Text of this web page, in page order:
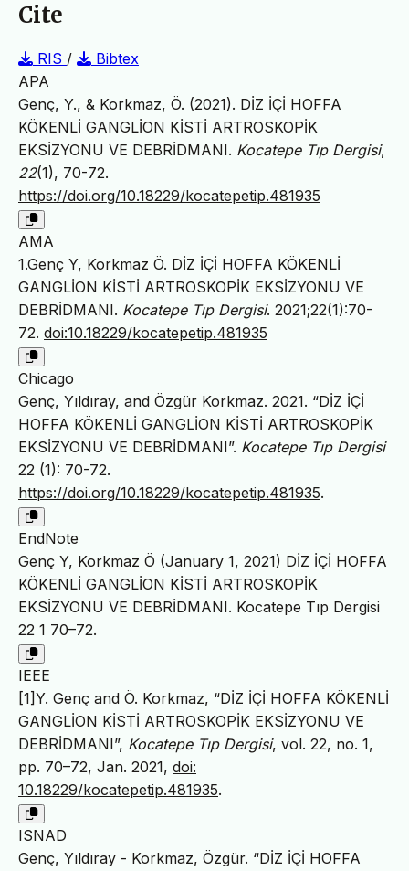
Cite
RIS /
Bibtex
APA
Genç, Y., & Korkmaz, Ö. (2021). DİZ İÇİ HOFFA
KÖKENLİ GANGLİON KİSTİ ARTROSKOPİK
EKSİZYONU VE DEBRİDMANI. Kocatepe Tıp Dergisi,
22(1), 70-72.
https://doi.org/10.18229/kocatepetip.481935
AMA
1.Genç Y, Korkmaz Ö. DİZ İÇİ HOFFA KÖKENLİ
GANGLİON KİSTİ ARTROSKOPİK EKSİZYONU VE
DEBRİDMANI. Kocatepe Tıp Dergisi. 2021;22(1):70-
72. doi:10.18229/kocatepetip.481935
Chicago
Genç, Yıldıray, and Özgür Korkmaz. 2021. “DİZ İÇİ
HOFFA KÖKENLİ GANGLİON KİSTİ ARTROSKOPİK
EKSİZYONU VE DEBRİDMANI”. Kocatepe Tıp Dergisi
22 (1): 70-72.
https://doi.org/10.18229/kocatepetip.481935.
EndNote
Genç Y, Korkmaz Ö (January 1, 2021) DİZ İÇİ HOFFA
KÖKENLİ GANGLİON KİSTİ ARTROSKOPİK
EKSİZYONU VE DEBRİDMANI. Kocatepe Tıp Dergisi
22 1 70–72.
IEEE
[1]Y. Genç and Ö. Korkmaz, “DİZ İÇİ HOFFA KÖKENLİ
GANGLİON KİSTİ ARTROSKOPİK EKSİZYONU VE
DEBRİDMANI”, Kocatepe Tıp Dergisi, vol. 22, no. 1,
pp. 70–72, Jan. 2021, doi:
10.18229/kocatepetip.481935.
ISNAD
Genç, Yıldıray - Korkmaz, Özgür. “DİZ İÇİ HOFFA